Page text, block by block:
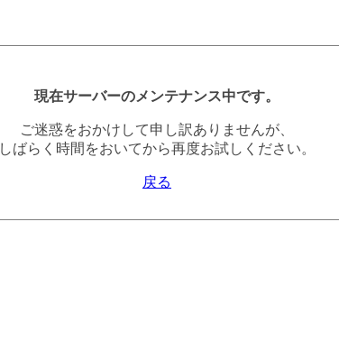
現在サーバーのメンテナンス中です。
ご迷惑をおかけして申し訳ありませんが、
しばらく時間をおいてから再度お試しください。
戻る